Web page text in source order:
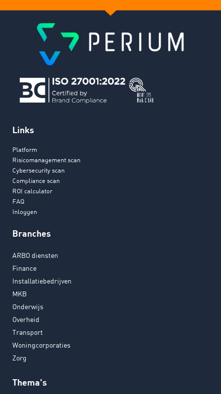
Links
Platform
Risicomanagement scan
Cybersecurity scan
Compliance scan
ROI calculator
FAQ
Inloggen
Branches
ARBO diensten
Finance
Installatiebedrijven
MKB
Onderwijs
Overheid
Transport
Woningcorporaties
Zorg
Thema's